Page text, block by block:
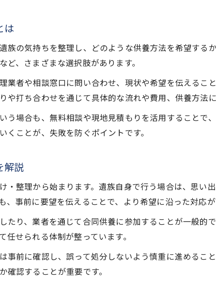
遺品の供養で押さえたい秋田市の注意点
遺品の供養を安心して進める業者選び
秋田市の口コミでわかる遺品供養の評判
秋田市で遺品供養を依頼する流れと手順
遺品の供養と粗大ごみ回収の違いを確認
心を込めた遺品の供養、その意味と手順
遺品の供養に心を込める理由と大切さ
秋田市で実践される遺品供養の作法とは
は
族の気持ちを整理し、どのような供養方法を希望する
、さまざまな選択肢があります。
業者や相談窓口に問い合わせ、現状や希望を伝えるこ
や打ち合わせを通じて具体的な流れや費用、供養方法
う場合も、無料相談や現地見積もりを活用することで
ことが、失敗を防ぐポイントです。
解説
・整理から始まります。遺族自身で行う場合は、思い
事前に要望を伝えることで、より希望に沿った対応が
たり、業者を通じて合同供養に参加することが一般的
せられる体制が整っています。
事前に確認し、誤って処分しないよう慎重に進めるこ
認することが重要です。